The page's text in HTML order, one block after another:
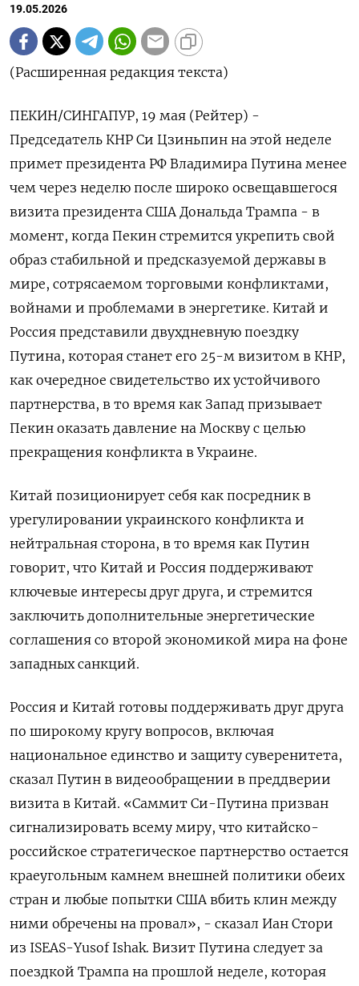
19.05.2026
(Расширенная редакция текста)
ПЕКИН/СИНГАПУР, 19 мая (Рейтер) -
Председатель КНР Си Цзиньпин на этой неделе
примет президента РФ Владимира Путина менее
чем через неделю после широко освещавшегося
визита президента США Дональда Трампа - в
момент, когда Пекин стремится укрепить свой
образ стабильной и предсказуемой державы в
мире, сотрясаемом торговыми конфликтами,
войнами и ‌проблемами в энергетике. Китай и
Россия представили двухдневную поездку
Путина, которая станет его 25-м визитом в КНР,
как очередное свидетельство их устойчивого
партнерства, в то время как Запад призывает
Пекин оказать давление на Москву с целью
прекращения конфликта в Украине.
Китай позиционирует себя как посредник в
урегулировании украинского конфликта ​и
нейтральная сторона, в то время как Путин ​
говорит, что Китай и Россия поддерживают
ключевые ​интересы друг друга, ⁠и стремится
заключить дополнительные энергетические
соглашения со второй экономикой мира на фоне
западных санкций.
Россия и Китай ‌готовы поддерживать друг друга
по широкому кругу вопросов, включая
национальное ‌единство и защиту суверенитета,
сказал Путин в видеообращении в преддверии
визита в Китай. «Саммит Си-Путина призван
сигнализировать всему миру, что китайско-
российское стратегическое партнерство остается
краеугольным ​камнем внешней политики обеих
стран и любые попытки США вбить клин между
ними обречены на провал», - сказал Иан Стори
из ‌ISEAS-Yusof Ishak. Визит Путина следует за
поездкой Трампа на прошлой неделе, которая